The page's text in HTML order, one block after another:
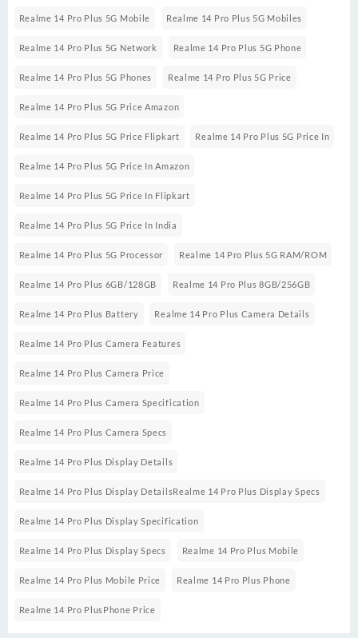
Realme 14 Pro Plus 5G Mobile Realme 14 Pro Plus 5G Mobiles
Realme 14 Pro Plus 5G Network Realme 14 Pro Plus 5G Phone
Realme 14 Pro Plus 5G Phones Realme 14 Pro Plus 5G Price
Realme 14 Pro Plus 5G Price Amazon
Realme 14 Pro Plus 5G Price Flipkart Realme 14 Pro Plus 5G Price In
Realme 14 Pro Plus 5G Price In Amazon
Realme 14 Pro Plus 5G Price In Flipkart
Realme 14 Pro Plus 5G Price In India
Realme 14 Pro Plus 5G Processor Realme 14 Pro Plus 5G RAM/ROM
Realme 14 Pro Plus 6GB/128GB Realme 14 Pro Plus 8GB/256GB
Realme 14 Pro Plus Battery Realme 14 Pro Plus Camera Details
Realme 14 Pro Plus Camera Features
Realme 14 Pro Plus Camera Price
Realme 14 Pro Plus Camera Specification
Realme 14 Pro Plus Camera Specs
Realme 14 Pro Plus Display Details
Realme 14 Pro Plus Display DetailsRealme 14 Pro Plus Display Specs
Realme 14 Pro Plus Display Specification
Realme 14 Pro Plus Display Specs Realme 14 Pro Plus Mobile
Realme 14 Pro Plus Mobile Price Realme 14 Pro Plus Phone
Realme 14 Pro PlusPhone Price